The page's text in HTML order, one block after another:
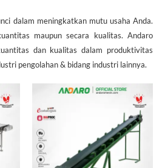
dalam meningkatkan mutu usaha Anda.
maupun secara kualitas. Andaro
dan kualitas dalam produktivitas
pengolahan & bidang industri lainnya.